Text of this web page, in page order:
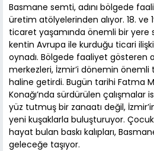
Basmane semti, adını bölgede
üretim atölyelerinden alıyor. 18. ve
ticaret yaşamında önemli bir yere
kentin Avrupa ile kurduğu ticari
oynadı. Bölgede faaliyet
merkezleri, İzmir’i dönemin
haline getirdi. Bugün tarihi Fatma
Konağı’nda sürdürülen çalışmalar
yüz tutmuş bir zanaatı değil,
yeni kuşaklarla buluşturuyor.
hayat bulan baskı kalıpları,
geleceğe taşıyor.